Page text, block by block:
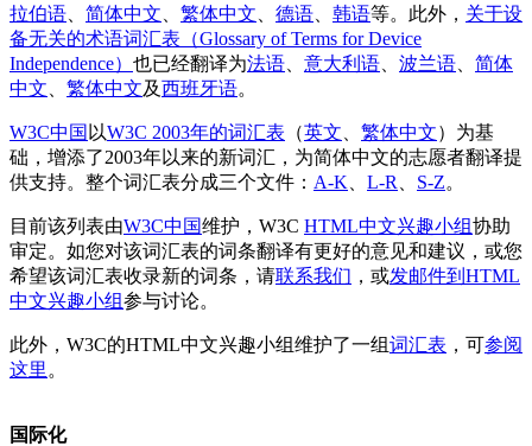
拉伯语
简体中文 繁体中文 德语 韩语等。此外， 关于设
备无关的术语词汇表（Glossary of Terms for Device
Independence） 也已经翻译为法语 意大利语 波兰语
简体
中文
繁体中文及西班牙语。
W3C中国 以W3C 2003年的词汇表 （英文 繁体中文）为基
础，增添了2003年以来的新词汇，为简体中文的志愿者翻译提
供支持。整个词汇表分成三个文件： A-K L-R S-Z。
目前该列表由W3C中国维护，W3C HTML中文兴趣小组协助
审定。如您对该词汇表的词条翻译有更好的意见和建议，或您
希望该词汇表收录新的词条，请联系我们 ，或发邮件到HTML
中文兴趣小组参与讨论。
此外，W3C的HTML中文兴趣小组维护了一组词汇表 ，可参阅
这里 。
国际化